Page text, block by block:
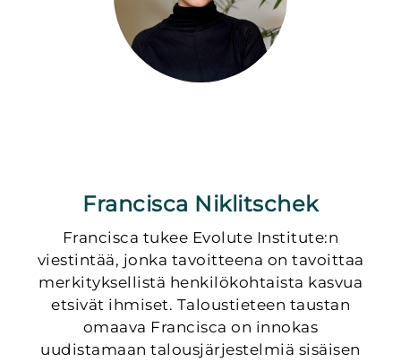
Francisca Niklitschek
Francisca tukee Evolute Institute:n
viestintää, jonka tavoitteena on tavoittaa
merkityksellistä henkilökohtaista kasvua
etsivät ihmiset. Taloustieteen taustan
omaava Francisca on innokas
uudistamaan talousjärjestelmiä sisäisen